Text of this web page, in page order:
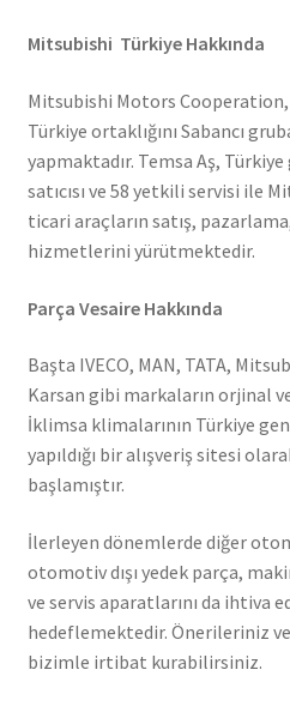
Mitsubishi Türkiye Hakkında
Mitsubishi Motors Cooperation,
Türkiye ortaklığını Sabancı
yapmaktadır. Temsa Aş,
satıcısı ve 58 yetkili servisi ile
ticari araçların satış,
hizmetlerini yürütmektedir.
Parça Vesaire Hakkında
Başta IVECO, MAN, TATA,
Karsan gibi markaların orjinal
İklimsa klimalarının Türkiye
yapıldığı bir alışveriş sitesi
başlamıştır.
İlerleyen dönemlerde diğer
otomotiv dışı yedek parça,
ve servis aparatlarını da ihtiva
hedeflemektedir. Önerileriniz
bizimle irtibat kurabilirsiniz.